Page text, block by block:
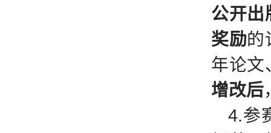
公开出
奖励的
年论文
增改后
4.参